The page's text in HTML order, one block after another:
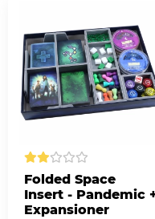
Folded Space
Insert - Pandemic
Expansioner